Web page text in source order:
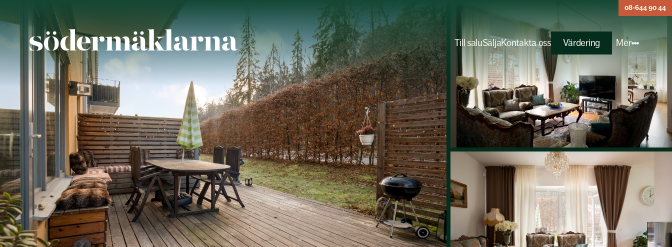
Till saluSäljaKontakta oss Värdering Mer
08-644 90 44